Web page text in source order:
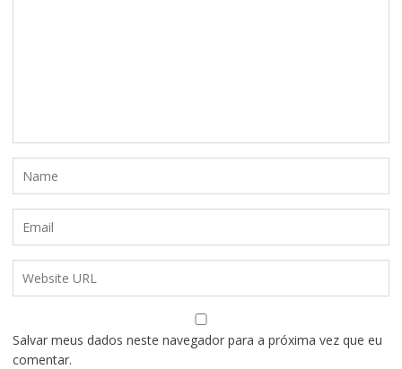
Salvar meus dados neste navegador para a próxima vez que eu
comentar.